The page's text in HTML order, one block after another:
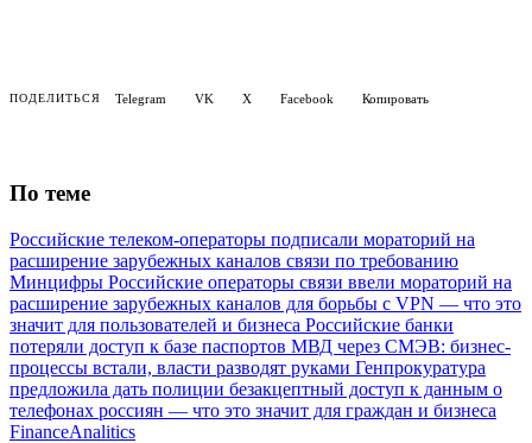
ПОДЕЛИТЬСЯ Telegram VK X Facebook Копировать
По теме
Российские телеком-операторы подписали мораторий на
расширение зарубежных каналов связи по требованию
Минцифры Российские операторы связи ввели мораторий на
расширение зарубежных каналов для борьбы с VPN — что это
значит для пользователей и бизнеса Российские банки
потеряли доступ к базе паспортов МВД через СМЭВ: бизнес-
процессы встали, власти разводят руками Генпрокуратура
предложила дать полиции безакцептный доступ к данным о
телефонах россиян — что это значит для граждан и бизнеса
FinanceAnalitics